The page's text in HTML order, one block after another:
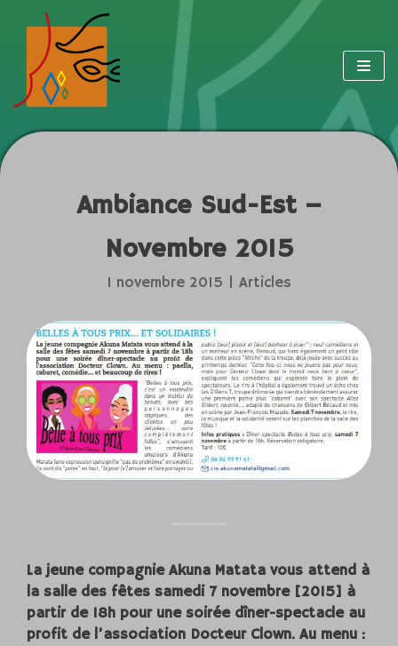
Aller
contenu
Ambiance Sud-Est –
Novembre 2015
1 novembre 2015 Articles
La jeune compagnie Akuna Matata vous attend à
la salle des fêtes samedi 7 novembre [2015] à
partir de 18h pour une soirée dîner-spectacle au
profit de l’association Docteur Clown. Au menu :